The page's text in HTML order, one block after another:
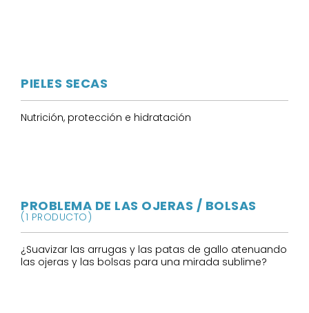
PIELES SECAS
Nutrición, protección e hidratación
PROBLEMA DE LAS OJERAS / BOLSAS
(1 PRODUCTO)
¿Suavizar las arrugas y las patas de gallo atenuando
las ojeras y las bolsas para una mirada sublime?